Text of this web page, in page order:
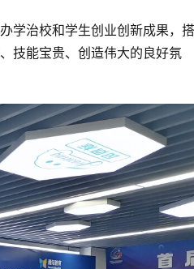
学治校和学生创业创新成果，
技能宝贵、创造伟大的良好氛